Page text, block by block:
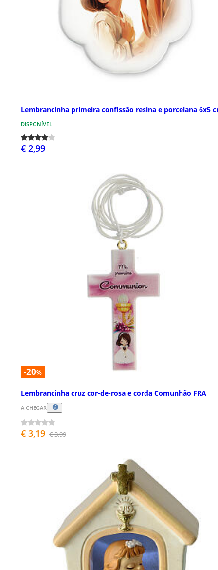
Lembrancinha primeira confissão resina e porcelana 6x5
DISPONÍVEL
€ 2,99
-20%
Lembrancinha cruz cor-de-rosa e corda Comunhão FRA
A CHEGAR
€ 3,19 € 3,99